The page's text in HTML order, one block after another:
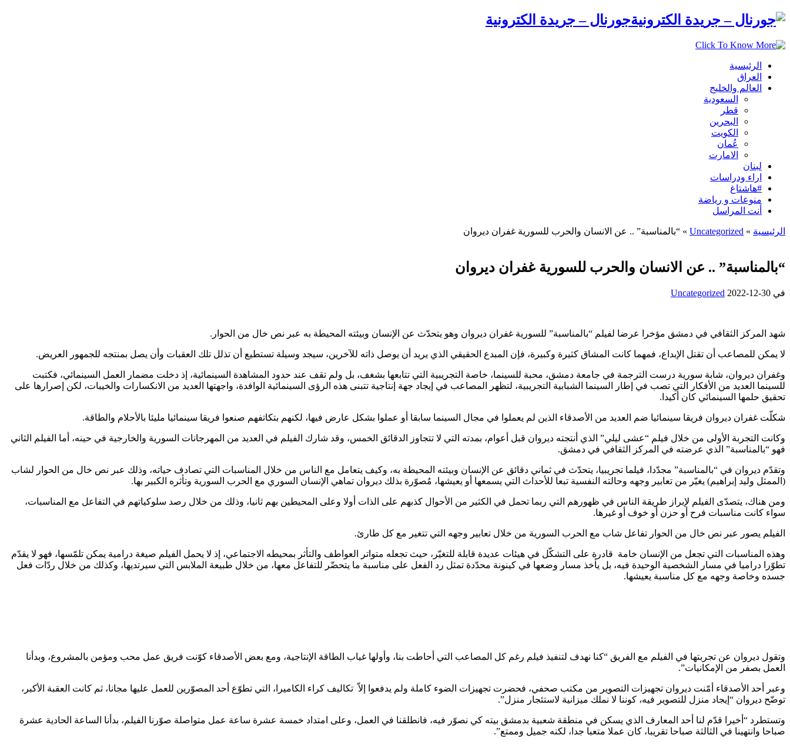
جورنال – جريدة الكترونية
الرئيسية
العراق
العالم والخليج
السعودية
قطر
البحرين
الكويت
عُمان
الامارت
لبنان
اراء ودراسات
#هاشتاغ
منوعات و رياضة
أنت المراسل
الرئيسية »
Uncategorized
» “بالمناسبة” .. عن الانسان والحرب للسورية غفران ديروان
“بالمناسبة” .. عن الانسان والحرب للسورية غفران ديروان
في Uncategorized 2022-12-30
شهد المركز الثقافي في دمشق مؤخرا عرضا لفيلم “بالمناسبة” للسورية غفران ديروان وهو يتحدّث عن الإنسان وبيئته المحيطة به عبر نص خال من الحوار.
لا يمكن للمصاعب أن تقتل الإبداع، فمهما كانت المشاق كثيرة وكبيرة، فإن المبدع الحقيقي الذي يريد أن يوصل ذاته للآخرين، سيجد وسيلة تستطيع أن تذلل تلك العقبات وأن يصل بمنتجه للجمهور العريض.
وغفران ديروان، شابة سورية درست الترجمة في جامعة دمشق، محبة للسينما، خاصة التجريبية التي تتابعها بشغف، بل ولم تقف عند حدود المشاهدة السينمائية، إذ دخلت مضمار العمل السينمائي، فكتبت
للسينما العديد من الأفكار التي تصب في إطار السينما الشبابية التجريبية، لتظهر المصاعب في إيجاد جهة إنتاجية تتبنى هذه الرؤى السينمائية الوافدة، واجهتها العديد من الانكسارات والخيبات، لكن إصرارها على
تحقيق حلمها السينمائي كان أكيدا.
شكلّت غفران ديروان فريقا سينمائيا ضم العديد من الأصدقاء الذين لم يعملوا في مجال السينما سابقا أو عملوا بشكل عارض فيها، لكنهم بتكاتفهم صنعوا فريقا سينمائيا مليئا بالأحلام والطاقة.
وكانت التجربة الأولى من خلال فيلم “عشى ليلي” الذي أنتجته ديروان قبل أعوام، بمدته التي لا تتجاوز الدقائق الخمس، وقد شارك الفيلم في العديد من المهرجانات السورية والخارجية في حينه، أما الفيلم الثاني
فهو “بالمناسبة” الذي عرضته في المركز الثقافي في دمشق.
وتقدّم ديروان في “بالمناسبة” مجدّدا، فيلما تجريبيا، يتحدّث في ثماني دقائق عن الإنسان وبيئته المحيطة به، وكيف يتعامل مع الناس من خلال المناسبات التي تصادف حياته، وذلك عبر نص خال من الحوار لشاب
(الممثل وليد إبراهيم) يغيّر من تعابير وجهه وحالته النفسية تبعا للأحداث التي يسمعها أو يعيشها، مُصوّرة بذلك ديروان تماهي الإنسان السوري مع الحرب السورية وتأثره الكبير بها.
ومن هناك، يتصدّى الفيلم لإبراز طريقة الناس في ظهورهم التي ربما تحمل في الكثير من الأحوال كذبهم على الذات أولا وعلى المحيطين بهم ثانيا، وذلك من خلال رصد سلوكياتهم في التفاعل مع المناسبات،
سواء كانت مناسبات فرح أو حزن أو خوف أو غيرها.
الفيلم يصور عبر نص خال من الحوار تفاعل شاب مع الحرب السورية من خلال تعابير وجهه التي تتغير مع كل طارئ.
وهذه المناسبات التي تجعل من الإنسان خامة قادرة على التشكّل في هيئات عديدة قابلة للتغيّر، حيث تجعله متواتر العواطف والتأثر بمحيطه الاجتماعي، إذ لا يحمل الفيلم صيغة درامية يمكن تلمّسها، فهو لا يقدّم
تطوّرا دراميا في مسار الشخصية الوحيدة فيه، بل يأخذ مسار وضعها في كينونة محدّدة تمثل رد الفعل على مناسبة ما يتحضّر للتفاعل معها، من خلال طبيعة الملابس التي سيرتديها، وكذلك من خلال ردّات فعل
جسده وخاصة وجهه مع كل مناسبة يعيشها.
وتقول ديروان عن تجربتها في الفيلم مع الفريق “كنا نهدف لتنفيذ فيلم رغم كل المصاعب التي أحاطت بنا، وأولها غياب الطاقة الإنتاجية، ومع بعض الأصدقاء كوّنت فريق عمل محب ومؤمن بالمشروع، وبدأنا
العمل بصفر من الإمكانيات”.
وعبر أحد الأصدقاء أمّنت ديروان تجهيزات التصوير من مكتب صحفي، فحضرت تجهيزات الضوء كاملة ولم يدفعوا إلاّ تكاليف كراء الكاميرا، التي تطوّع أحد المصوّرين للعمل عليها مجانا، ثم كانت العقبة الأكبر،
توضّح ديروان “إيجاد منزل للتصوير فيه، كوننا لا نملك ميزانية لاستئجار منزل”.
وتستطرد “أخيرا قدّم لنا أحد المعارف الذي يسكن في منطقة شعبية بدمشق بيته كي نصوّر فيه، فانطلقنا في العمل، وعلى امتداد خمسة عشرة ساعة عمل متواصلة صوّرنا الفيلم، بدأنا الساعة الحادية عشرة
صباحا وانتهينا في الثالثة صباحا تقريبا، كان عملا متعبا جدا، لكنه جميل وممتع”.